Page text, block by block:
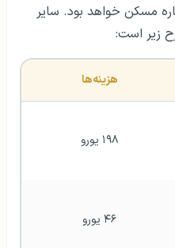
مسکن خواهد بود. سایر
زیر است:
هزینه‌ها
۱۹۸ یورو
۴۶ یورو